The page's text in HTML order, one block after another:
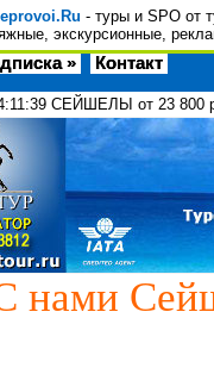
- туры и SPO от
экскурсионные,
» Контакт
СЕЙШЕЛЫ от 23 800
нами